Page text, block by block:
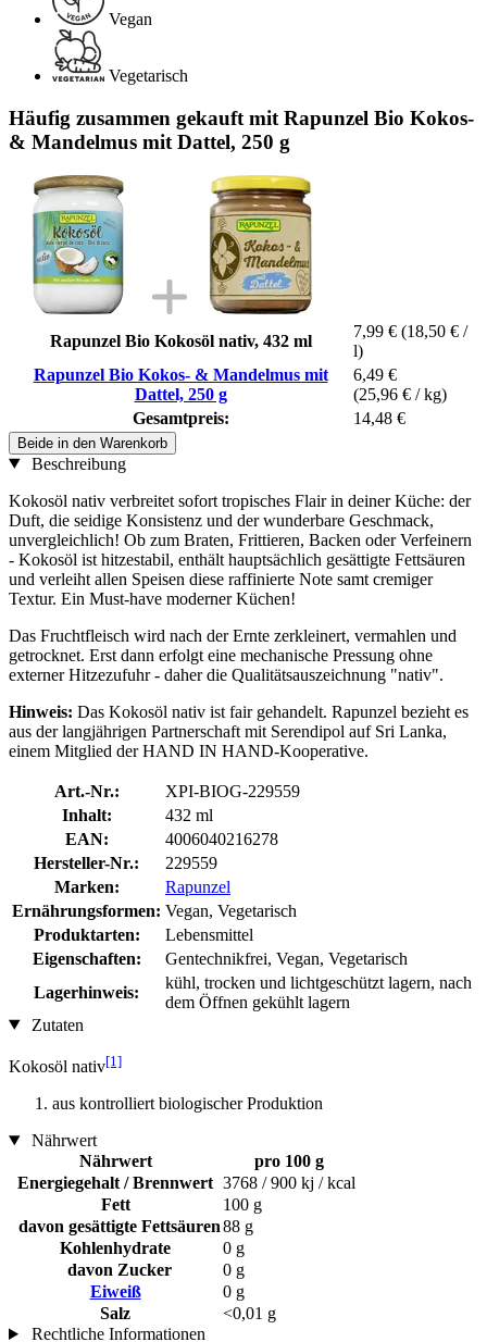
Vegan
Vegetarisch
Häufig zusammen gekauft mit Rapunzel Bio Kokos-
& Mandelmus mit Dattel, 250 g
Rapunzel Bio Kokosöl nativ, 432 ml
7,99 € (18,50 € /
l)
Rapunzel Bio Kokos- & Mandelmus mit
Dattel, 250 g
6,49 €
(25,96 € / kg)
Gesamtpreis:
14,48 €
Beide in den Warenkorb
Beschreibung
Kokosöl nativ verbreitet sofort tropisches Flair in deiner Küche: der
Duft, die seidige Konsistenz und der wunderbare Geschmack,
unvergleichlich! Ob zum Braten, Frittieren, Backen oder Verfeinern
- Kokosöl ist hitzestabil, enthält hauptsächlich gesättigte Fettsäuren
und verleiht allen Speisen diese raffinierte Note samt cremiger
Textur. Ein Must-have moderner Küchen!
Das Fruchtfleisch wird nach der Ernte zerkleinert, vermahlen und
getrocknet. Erst dann erfolgt eine mechanische Pressung ohne
externer Hitzezufuhr - daher die Qualitätsauszeichnung "nativ".
Hinweis: Das Kokosöl nativ ist fair gehandelt. Rapunzel bezieht es
aus der langjährigen Partnerschaft mit Serendipol auf Sri Lanka,
einem Mitglied der HAND IN HAND-​Kooperative.
Art.-Nr.:
XPI-BIOG-229559
Inhalt:
432 ml
EAN:
4006040216278
Hersteller-Nr.:
229559
Marken:
Rapunzel
Ernährungsformen: Vegan, Vegetarisch
Produktarten:
Lebensmittel
Eigenschaften:
Gentechnikfrei, Vegan, Vegetarisch
Lagerhinweis:
kühl, trocken und lichtgeschützt lagern, nach
dem Öffnen gekühlt lagern
Zutaten
Kokosöl nativ[1]
aus kontrolliert biologischer Produktion
Nährwert
Nährwert
pro 100 g
Energiegehalt / Brennwert 3768 / 900 kj / kcal
Fett
100 g
davon gesättigte Fettsäuren88 g
Kohlenhydrate
0 g
davon Zucker
0 g
Eiweiß
0 g
Salz
<0,01 g
Rechtliche Informationen